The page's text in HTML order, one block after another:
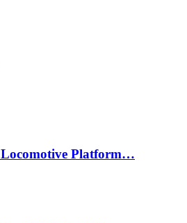
Platform…